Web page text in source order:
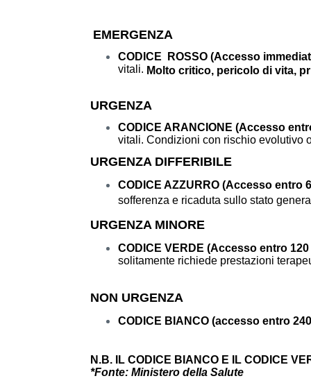
EMERGENZA
CODICE ROSSO (Accesso
vitali. Molto critico, pericolo di vita,
URGENZA
CODICE ARANCIONE (Accesso
vitali. Condizioni con rischio evolutivo
URGENZA DIFFERIBILE
CODICE AZZURRO (Accesso entro
sofferenza e ricaduta sullo stato
URGENZA MINORE
CODICE VERDE (Accesso entro
solitamente richiede prestazioni
NON URGENZA
CODICE BIANCO (accesso entro
N.B. IL CODICE BIANCO E IL CODICE
*Fonte: Ministero della Salute